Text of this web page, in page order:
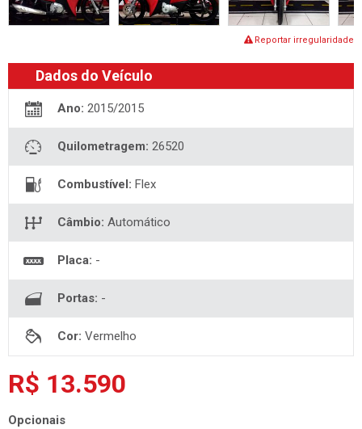
Reportar irregularidade
Dados do Veículo
Ano: 2015/2015
Quilometragem: 26520
Combustível: Flex
Câmbio: Automático
Placa: -
Portas: -
Cor: Vermelho
R$ 13.590
Opcionais